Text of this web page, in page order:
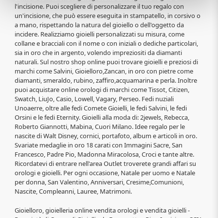
l'incisione. Puoi scegliere di personalizzare il tuo regalo con
un'incisione, che può essere eseguita in stampatello, in corsivo o
a mano, rispettando la natura del gioiello o dell'oggetto da
incidere. Realizziamo gioielli personalizzati su misura, come
collane e bracciali con il nome o con iniziali o dediche particolari,
sia in oro che in argento, volendo impreziositi da diamanti
naturali. Sul nostro shop online puoi trovare gioielli e preziosi di
marchi come Salvini, Gioielloro,Zancan, in oro con pietre come
diamanti, smeraldo, rubino, zaffiro,acquamarina e perla. Inoltre
puoi acquistare online orologi di marchi come Tissot, Citizen,
Swatch, LiuJo, Casio, Lowell, Vagary, Perseo. Fedi nuziali
Unoaerre, oltre alle fedi Comete Gioielli, le fedi Salvini, le fedi
Orsini e le fedi Eternity. Gioielli alla moda di: 2jewels, Rebecca,
Roberto Giannotti, Mabina, Cuori Milano. Idee regalo per le
nascite di Walt Disney, cornici, portafoto, album e articoli in oro.
Svariate medaglie in oro 18 carati con Immagini Sacre, San
Francesco, Padre Pio, Madonna Miracolosa, Croci e tante altre.
Ricordatevi di entrare nell'area Outlet troverete grandi affari su
orologi e gioielli. Per ogni occasione, Natale per uomo e Natale
per donna, San Valentino, Anniversari, Cresime,Comunioni,
Nascite, Compleanni, Lauree, Matrimoni.
Gioielloro, gioielleria online vendita orologi e vendita gioielli -